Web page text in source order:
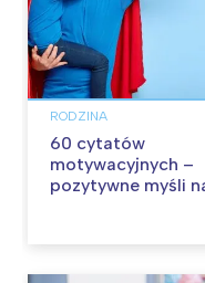
RODZINA
60 cytatów
motywacyjnych –
pozytywne myśli